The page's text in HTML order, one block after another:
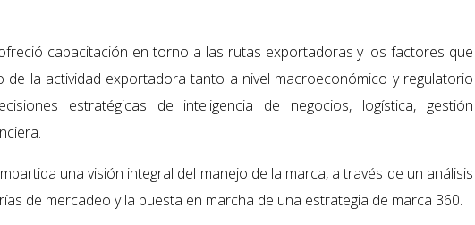
capacitación en torno a las rutas exportadoras y los factores que
de la actividad exportadora tanto a nivel macroeconómico y regulatorio
estratégicas de inteligencia de negocios, logística, gestión
una visión integral del manejo de la marca, a través de un análisis
de mercadeo y la puesta en marcha de una estrategia de marca 360.